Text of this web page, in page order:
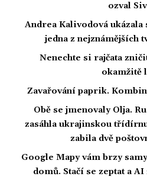
ozval
Andrea Kalivodová
jedna z nejznámějších
Nenechte si rajčata
okamžitě
Zavařování paprik.
Obě se jmenovaly Olja.
zasáhla ukrajinskou
zabila dvě
Google Mapy vám brzy
domů. Stačí se zeptat a